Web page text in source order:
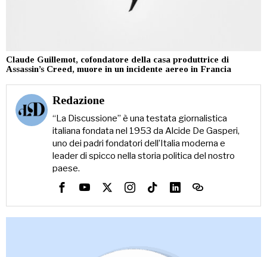
Claude Guillemot, cofondatore della casa produttrice di
Assassin’s Creed, muore in un incidente aereo in Francia
Redazione
“La Discussione” è una testata giornalistica
italiana fondata nel 1953 da Alcide De Gasperi,
uno dei padri fondatori dell’Italia moderna e
leader di spicco nella storia politica del nostro
paese.